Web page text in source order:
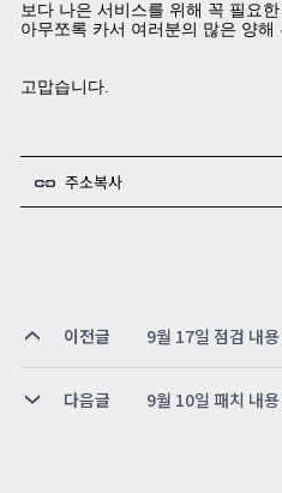
보다 나은 서비스를 위해 꼭 필요
아무쪼록 카서 여러분의 많은 양해
고맙습니다.
주소복사
이전글 9월 17일 점검 내
다음글 9월 10일 패치 내